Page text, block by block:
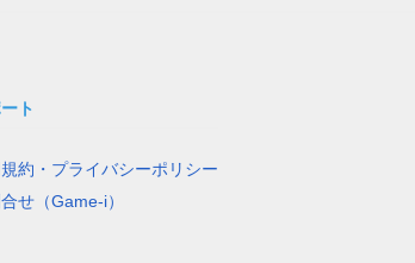
ト
約・プライバシーポリシー
せ（Game-i）